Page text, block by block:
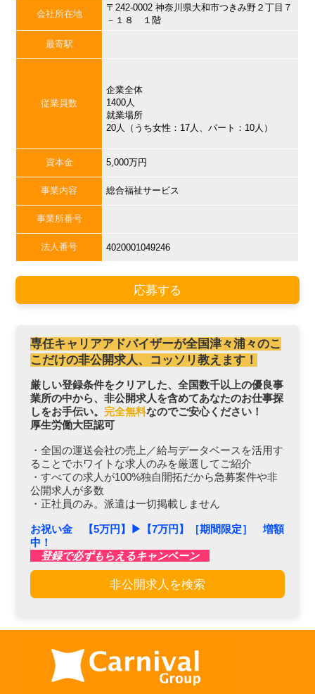
会社所在地
〒242-0002 神奈川県大和市つきみ野２丁目７
－１８ １階
最寄駅
従業員数
企業全体
1400人
就業場所
20人（うち女性：17人、パート：10人）
資本金 5,000万円
事業内容 総合福祉サービス
事業所番号
法人番号 4020001049246
応募する
専任キャリアアドバイザーが全国津々浦々のこ
こだけの非公開求人、コッソリ教えます！
厳しい登録条件をクリアした、全国数千以上の優良事
業所の中から、非公開求人を含めてあなたのお仕事探
しをお手伝い。 完全無料なのでご安心ください！
厚生労働大臣認可
・全国の運送会社の売上／給与データベースを活用す
ることでホワイトな求人のみを厳選してご紹介
・すべての求人が100%独自開拓だから急募案件や非
公開求人が多数
・正社員のみ。派遣は一切掲載しません
お祝い金 【5万円】▶︎【7万円】［期間限定］ 増額
中！
登録で必ずもらえるキャンペーン
非公開求人を検索